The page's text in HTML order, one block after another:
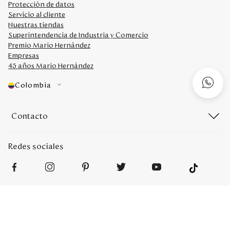
Protección de datos
Servicio al cliente
Nuestras tiendas
Superintendencia de Industria y Comercio
Premio Mario Hernández
Empresas
45 años Mario Hernández
Colombia
Contacto
Redes sociales